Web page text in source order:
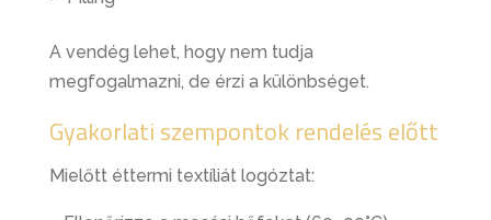
A vendég lehet, hogy nem tudja
megfogalmazni, de érzi a különbséget.
Gyakorlati szempontok rendelés előtt
Mielőtt éttermi textíliát logóztat: